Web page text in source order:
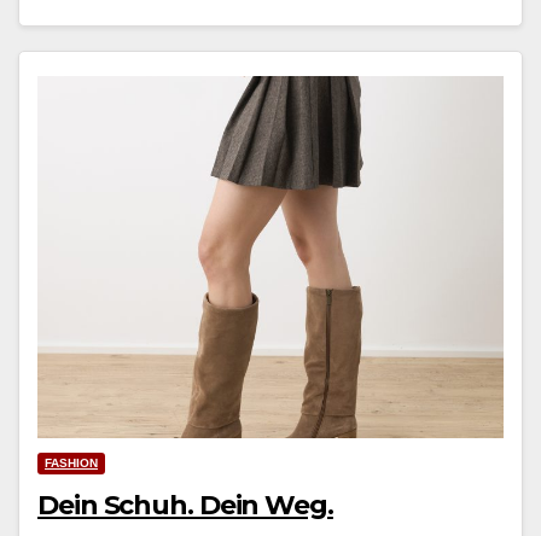
FASHION
Dein Schuh. Dein Weg.